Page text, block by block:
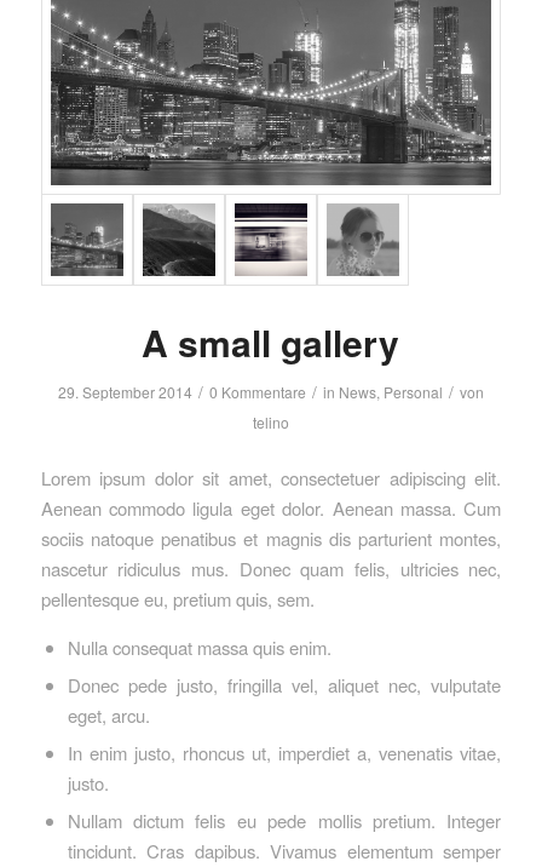
A small gallery
29. September 2014 / 0 Kommentare / in News, Personal / von
telino
Lorem ipsum dolor sit amet, consectetuer adipiscing elit.
Aenean commodo ligula eget dolor. Aenean massa. Cum
sociis natoque penatibus et magnis dis parturient montes,
nascetur ridiculus mus. Donec quam felis, ultricies nec,
pellentesque eu, pretium quis, sem.
Nulla consequat massa quis enim.
Donec pede justo, fringilla vel, aliquet nec, vulputate
eget, arcu.
In enim justo, rhoncus ut, imperdiet a, venenatis vitae,
justo.
Nullam dictum felis eu pede mollis pretium. Integer
tincidunt. Cras dapibus. Vivamus elementum semper